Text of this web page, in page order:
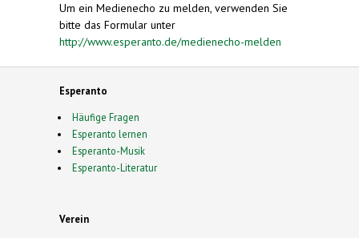
Um ein Medienecho zu melden, verwenden Sie
bitte das Formular unter
http://www.esperanto.de/medienecho-melden
Esperanto
Häufige Fragen
Esperanto lernen
Esperanto-Musik
Esperanto-Literatur
Verein